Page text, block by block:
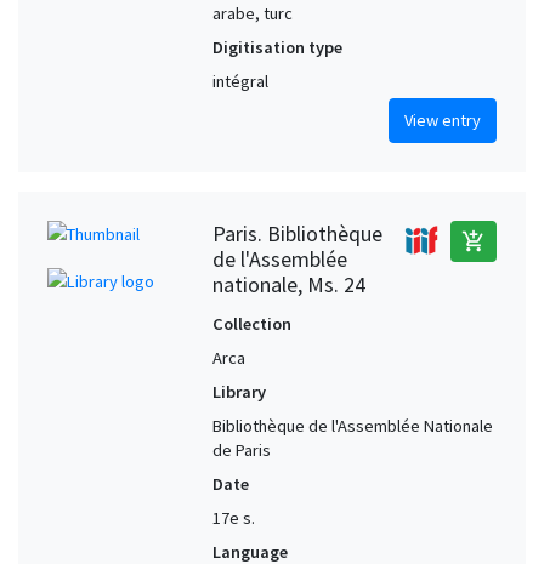
arabe, turc
Digitisation type
intégral
View entry
Paris. Bibliothèque
de l'Assemblée
nationale, Ms. 24
add_shopping_cart
Collection
Arca
Library
Bibliothèque de l'Assemblée Nationale
de Paris
Date
17e s.
Language